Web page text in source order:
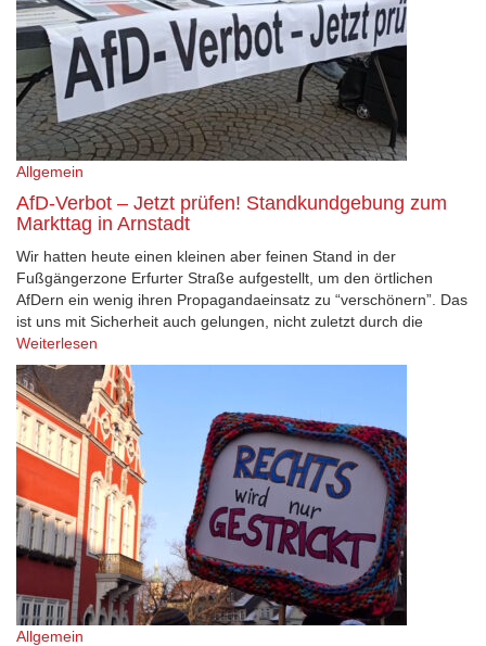
Allgemein
AfD-Verbot – Jetzt prüfen! Standkundgebung zum
Markttag in Arnstadt
Wir hatten heute einen kleinen aber feinen Stand in der
Fußgängerzone Erfurter Straße aufgestellt, um den örtlichen
AfDern ein wenig ihren Propagandaeinsatz zu “verschönern”. Das
ist uns mit Sicherheit auch gelungen, nicht zuletzt durch die
Weiterlesen
Allgemein